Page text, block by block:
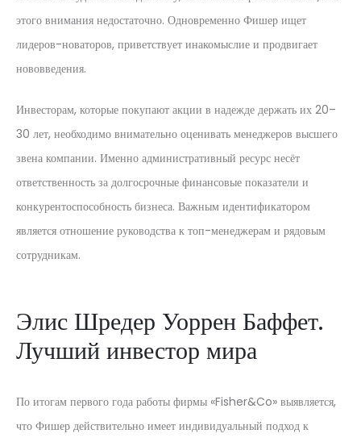
этого внимания недостаточно. Одновременно Фишер ищет
лидеров-новаторов, приветствует инакомыслие и продвигает
нововведения.
Инвесторам, которые покупают акции в надежде держать их 20–
30 лет, необходимо внимательно оценивать менеджеров высшего
звена компании. Именно административный ресурс несёт
ответственность за долгосрочные финансовые показатели и
конкурентоспособность бизнеса. Важным идентификатором
является отношение руководства к топ-менеджерам и рядовым
сотрудникам.
Элис Шредер Уоррен Баффет.
Лучший инвестор мира
По итогам первого года работы фирмы «Fisher&Co» выявляется,
что Фишер действительно имеет индивидуальный подход к